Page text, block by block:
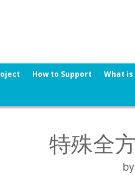
How to Support What
特殊全